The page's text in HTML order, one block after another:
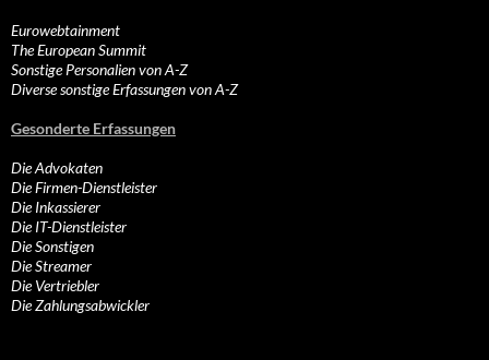
Eurowebtainment
The European Summit
Sonstige Personalien von A-Z
Diverse sonstige Erfassungen von A-Z
Gesonderte Erfassungen
Die Advokaten
Die Firmen-Dienstleister
Die Inkassierer
Die IT-Dienstleister
Die Sonstigen
Die Streamer
Die Vertriebler
Die Zahlungsabwickler